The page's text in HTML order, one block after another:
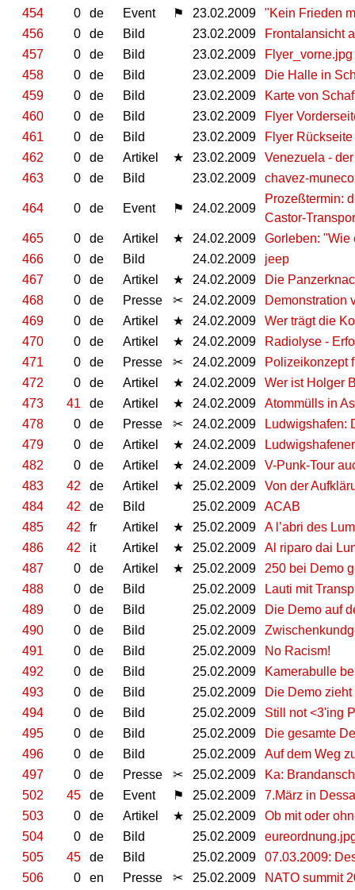
454 0 de Event ⚑ 23.02.2009
"Kein Frieden
456
0 de Bild 23.02.2009
Frontalansicht
457
0 de Bild 23.02.2009
Flyer_vorne.jpg
458
0 de Bild 23.02.2009
Die Halle in
459
0 de Bild 23.02.2009
Karte von
460
0 de Bild 23.02.2009
Flyer
461
0 de Bild 23.02.2009
Flyer Rückseite
462
0 de Artikel ★ 23.02.2009
Venezuela -
463
0 de Bild 23.02.2009 chavez-
464 0 de Event ⚑ 24.02.2009
Prozeßtermin:
Castor-
465
0 de Artikel ★ 24.02.2009
Gorleben: "Wie
466
0 de Bild 24.02.2009
jeep
467
0 de Artikel ★ 24.02.2009
Die
468
0 de Presse ✂ 24.02.2009
Demonstration
469
0 de Artikel ★ 24.02.2009
Wer trägt die
470
0 de Artikel ★ 24.02.2009
Radiolyse -
471
0 de Presse ✂ 24.02.2009
Polizeikonzept
472
0 de Artikel ★ 24.02.2009
Wer ist Holger
473
41 de Artikel ★ 24.02.2009
Atommülls in
478
0 de Presse ✂ 24.02.2009
Ludwigshafen:
479
0 de Artikel ★ 24.02.2009
482
0 de Artikel ★ 24.02.2009
V-Punk-Tour
483
42 de Artikel ★ 25.02.2009
Von der
484
42 de Bild 25.02.2009
ACAB
485
42 fr Artikel ★ 25.02.2009
A l’abri des
486
42 it Artikel ★ 25.02.2009
Al riparo dai
487
0 de Artikel ★ 25.02.2009
250 bei Demo
488
0 de Bild 25.02.2009
Lauti mit
489
0 de Bild 25.02.2009
Die Demo auf
490
0 de Bild 25.02.2009
491
0 de Bild 25.02.2009
No Racism!
492
0 de Bild 25.02.2009
Kamerabulle
493
0 de Bild 25.02.2009
Die Demo
494
0 de Bild 25.02.2009
Still not <3'ing
495
0 de Bild 25.02.2009
Die gesamte
496
0 de Bild 25.02.2009
Auf dem Weg
497
0 de Presse ✂ 25.02.2009
Ka:
502
45 de Event ⚑ 25.02.2009
7.März in
503
0 de Artikel ★ 25.02.2009
Ob mit oder
504
0 de Bild 25.02.2009
505
45 de Bild 25.02.2009
07.03.2009:
506
0 en Presse ✂ 25.02.2009 NATO summit